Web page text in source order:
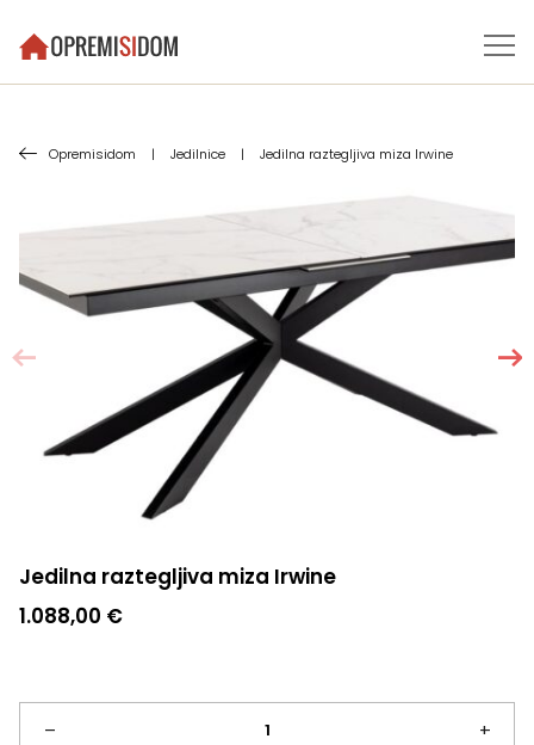
Opremisidom | Jedilnice | Jedilna raztegljiva miza Irwine
Jedilna raztegljiva miza Irwine
1.088,00 €
–
Jedilna +